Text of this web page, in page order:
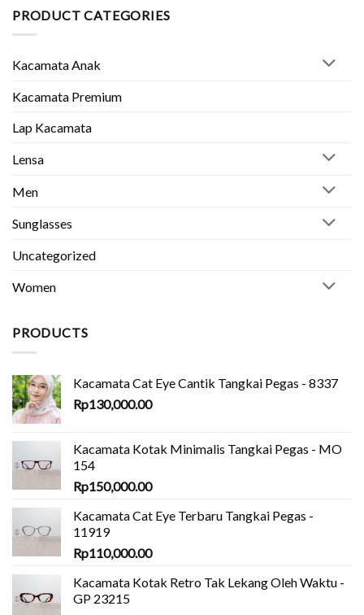
Mata
di
Aman
PRODUCT CATEGORIES
Kacamata Anak
Kacamata Premium
Lap Kacamata
Lensa
Men
Sunglasses
Uncategorized
Women
PRODUCTS
Kacamata Cat Eye Cantik Tangkai Pegas - 8337
Rp130,000.00
Kacamata Kotak Minimalis Tangkai Pegas - MO
154
Rp150,000.00
Kacamata Cat Eye Terbaru Tangkai Pegas -
11919
Rp110,000.00
Kacamata Kotak Retro Tak Lekang Oleh Waktu -
GP 23215